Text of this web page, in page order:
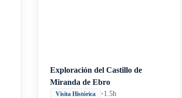
Exploración del Castillo de
Miranda de Ebro
Visita Histórica •1.5h